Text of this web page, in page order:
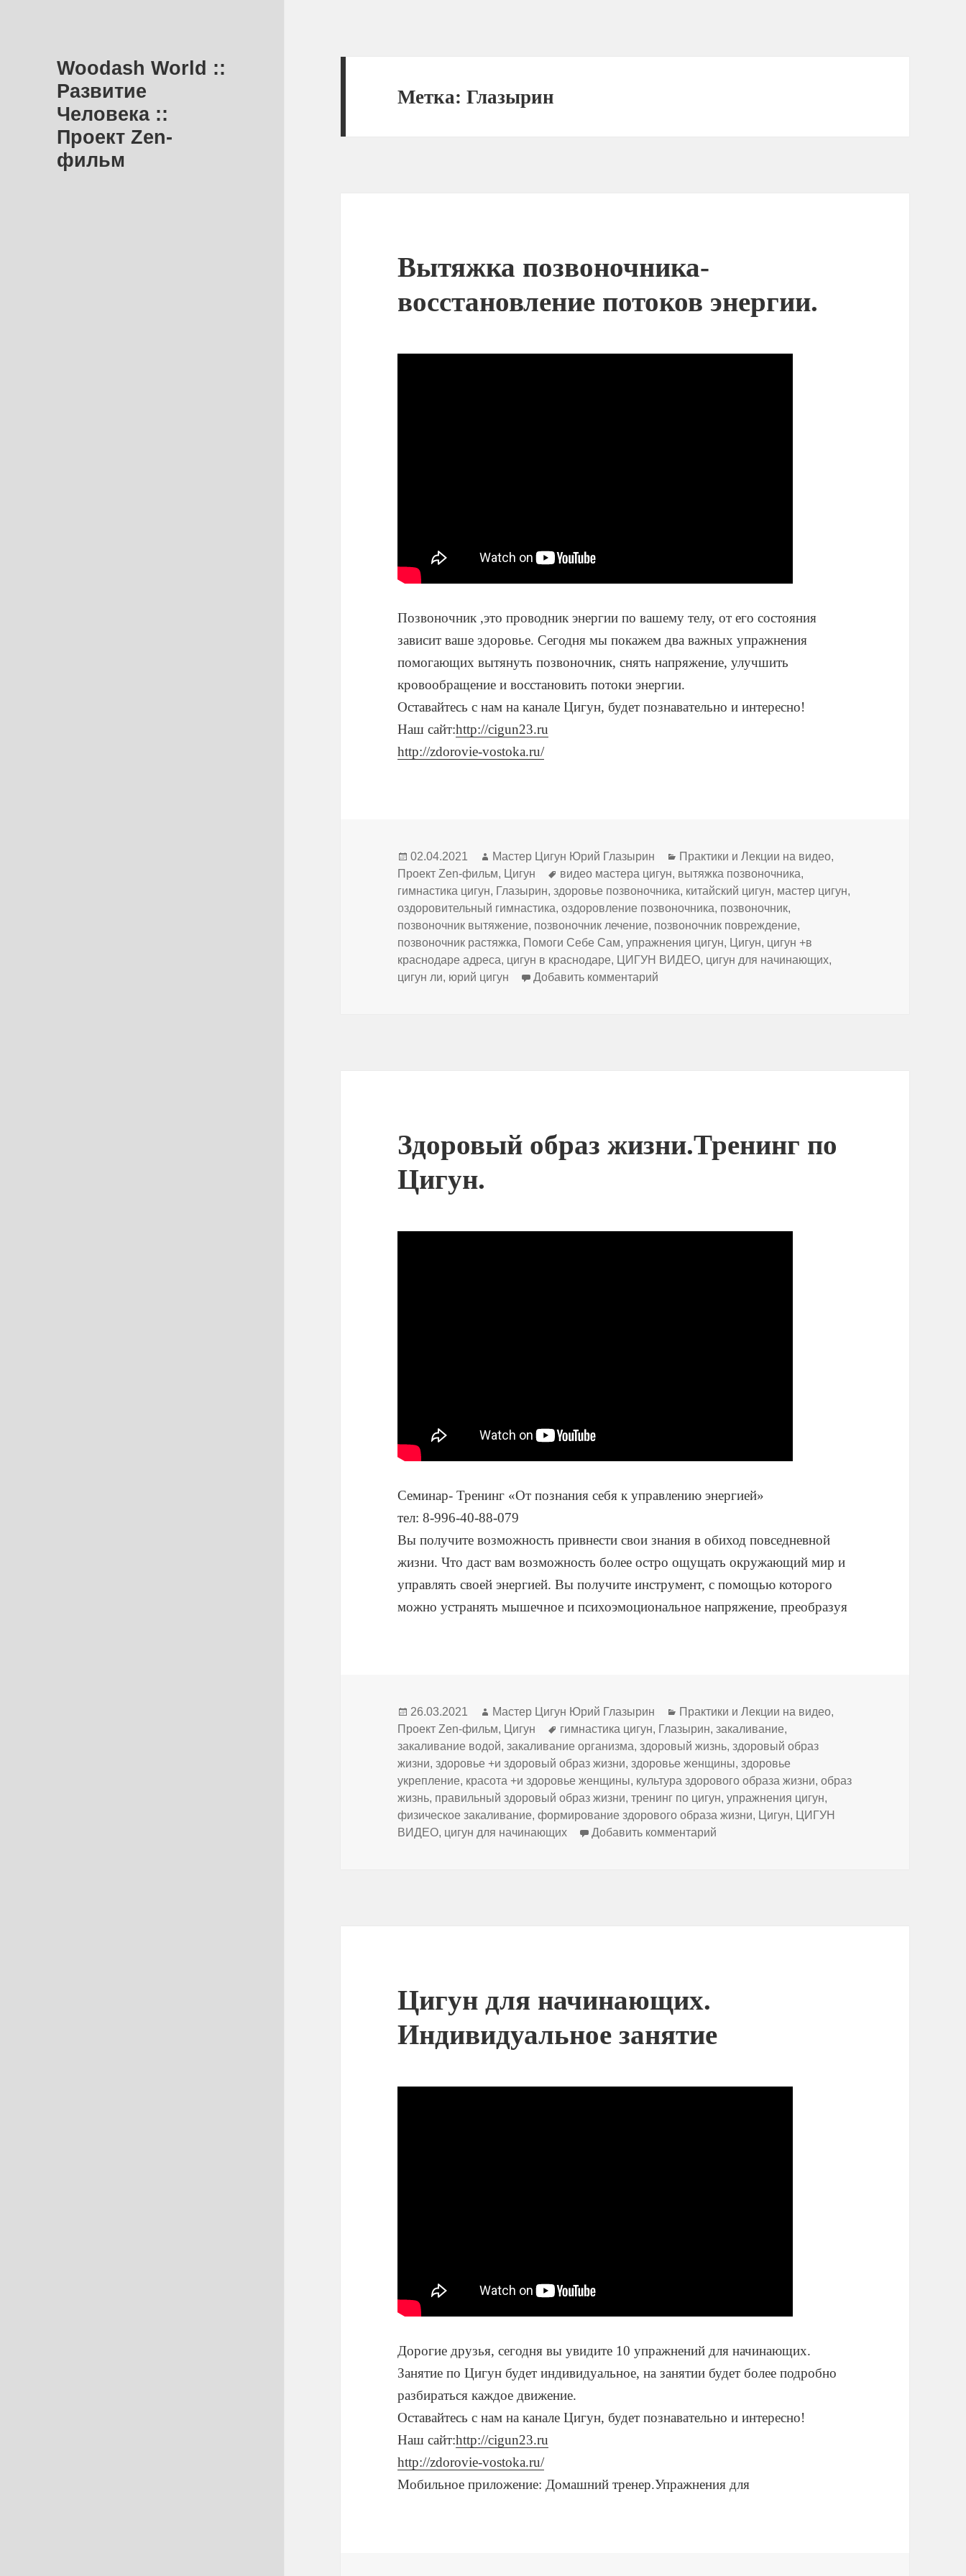
Woodash World ::
Развитие
Человека ::
Проект Zen-
фильм
Метка:Глазырин
Вытяжка позвоночника-
восстановление потоков энергии.
Позвоночник ,это проводник энергии по вашему телу, от его состояния
зависит ваше здоровье. Сегодня мы покажем два важных упражнения
помогающих вытянуть позвоночник, снять напряжение, улучшить
кровообращение и восстановить потоки энергии.
Оставайтесь с нам на канале Цигун, будет познавательно и интересно!
Наш сайт:http://cigun23.ru
http://zdorovie-vostoka.ru/
Опубликовано
02.04.2021 Автор
Мастер Цигун Юрий Глазырин Рубрики
Практики и Лекции на видео,
Проект Zen-фильм, Цигун Метки
видео мастера цигун, вытяжка позвоночника,
гимнастика цигун, Глазырин,здоровье позвоночника, китайский цигун, мастер цигун,
оздоровительный гимнастика,оздоровление позвоночника, позвоночник,
позвоночник вытяжение, позвоночник лечение, позвоночник повреждение,
позвоночник растяжка, Помоги Себе Сам,упражнения цигун, Цигун, цигун +в
краснодаре адреса, цигун в краснодаре, ЦИГУН ВИДЕО, цигун для начинающих,
цигун ли, юрий цигун Добавить комментарий
Здоровый образ жизни.Тренинг по
Цигун.
Семинар- Тренинг «От познания себя к управлению энергией»
тел: 8-996-40-88-079
Вы получите возможность привнести свои знания в обиход повседневной
жизни. Что даст вам возможность более остро ощущать окружающий мир и
управлять своей энергией. Вы получите инструмент, с помощью которого
можно устранять мышечное и психоэмоциональное напряжение, преобразуя
Опубликовано
26.03.2021 Автор
Мастер Цигун Юрий Глазырин Рубрики
Практики и Лекции на видео,
Проект Zen-фильм, Цигун Метки
гимнастика цигун, Глазырин,закаливание,
закаливание водой,закаливание организма,здоровый жизнь,здоровый образ
жизни,здоровье +и здоровый образ жизни,здоровье женщины,здоровье
укрепление, красота +и здоровье женщины, культура здорового образа жизни,образ
жизнь, правильный здоровый образ жизни,тренинг по цигун,упражнения цигун,
физическое закаливание,формирование здорового образа жизни, Цигун, ЦИГУН
ВИДЕО, цигун для начинающих Добавить комментарий
Цигун для начинающих.
Индивидуальное занятие
Дорогие друзья, сегодня вы увидите 10 упражнений для начинающих.
Занятие по Цигун будет индивидуальное, на занятии будет более подробно
разбираться каждое движение.
Оставайтесь с нам на канале Цигун, будет познавательно и интересно!
Наш сайт:http://cigun23.ru
http://zdorovie-vostoka.ru/
Мобильное приложение: Домашний тренер.Упражнения для